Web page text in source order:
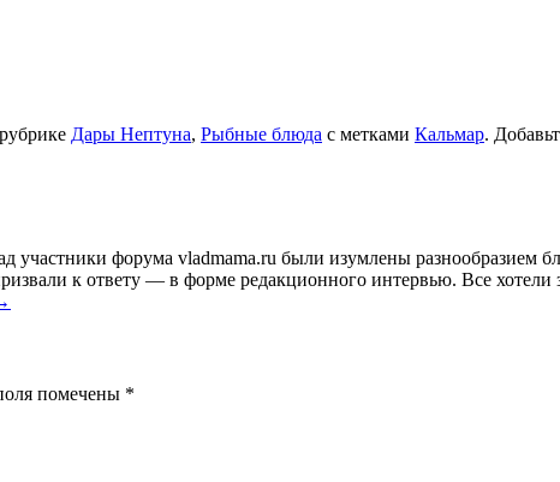
Дары Нептуна, Рыбные блюда с метками Кальмар.
участники форума vladmama.ru были изумлены
к ответу — в форме редакционного интервью. Все хотели
помечены *